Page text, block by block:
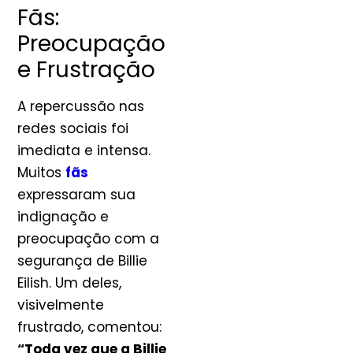
Fãs:
Preocupação
e Frustração
A repercussão nas
redes sociais foi
imediata e intensa.
Muitos fãs
expressaram sua
indignação e
preocupação com a
segurança de Billie
Eilish. Um deles,
visivelmente
frustrado, comentou: